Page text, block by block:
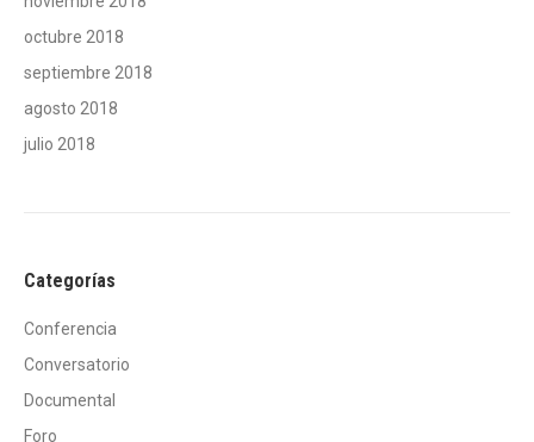
octubre 2018
septiembre 2018
agosto 2018
julio 2018
Categorías
Conferencia
Conversatorio
Documental
Foro